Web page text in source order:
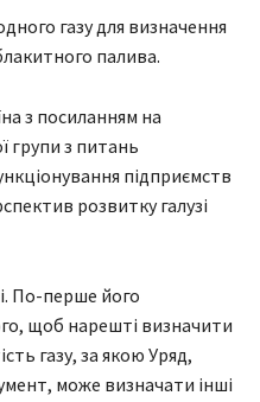
газу для визначення
палива.
з посиланням на
групи з питань
підприємств
розвитку галузі
По-перше його
щоб нарешті визначити
газу, за якою Уряд,
може визначати інші